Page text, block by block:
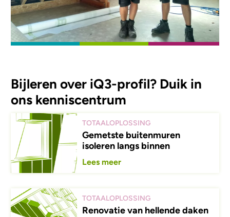
Bijleren over iQ3-profil? Duik in
ons kenniscentrum
TOTAALOPLOSSING
Gemetste buitenmuren
isoleren langs binnen
Lees meer
TOTAALOPLOSSING
Renovatie van hellende daken